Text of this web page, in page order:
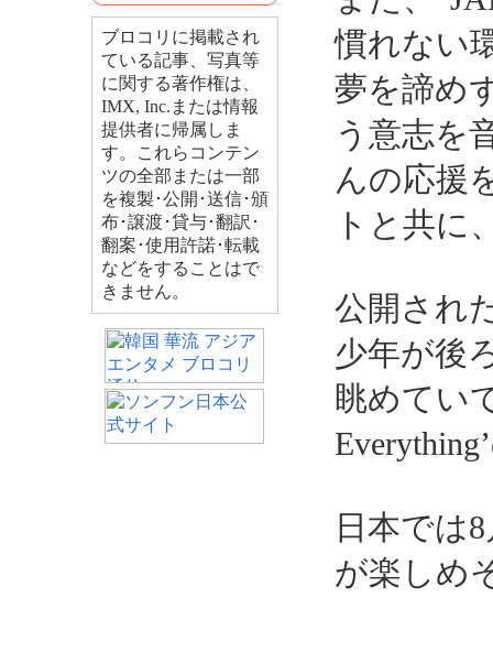
ブロコリに掲載され
ている記事、写真等
に関する著作権は、
IMX, Inc.または情報
提供者に帰属しま
す。これらコンテン
ツの全部または一部
を複製･公開･送信･頒
布･譲渡･貸与･翻訳･
翻案･使用許諾･転載
などをすることはで
きません。
慣れない
夢を諦め
う意志を
んの応援
トと共に
公開され
少年が後
眺めてい
日本では
が楽しめ